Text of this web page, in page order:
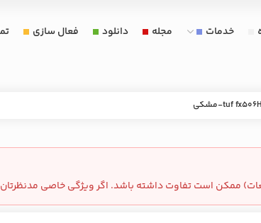
خدمات مجله دانلود فعال سازی
ممکن است تفاوت داشته باشد. اگر ویژگی خاصی مدنظرتان